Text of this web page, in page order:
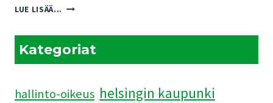
LUE LISÄÄ... PUKINMÄENRANNAN
JÄRKYTTIVÄT
Kategoriat
hallinto-oikeus helsingin kaupunki